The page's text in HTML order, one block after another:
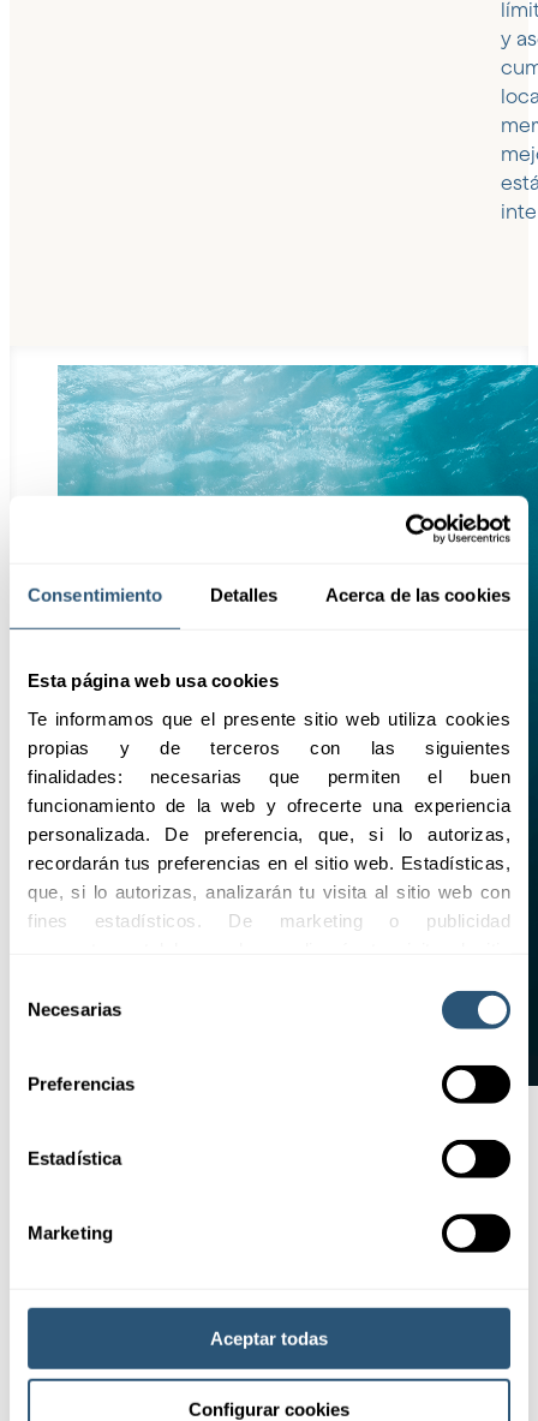
Consentimiento Detalles Acerca de las cookies
Esta página web usa cookies
Te informamos que el presente sitio web utiliza cookies
propias y de terceros con las siguientes
finalidades: necesarias que permiten el buen
funcionamiento de la web y ofrecerte una experiencia
personalizada. De preferencia, que, si lo autorizas,
recordarán tus preferencias en el sitio web. Estadísticas,
que, si lo autorizas, analizarán tu visita al sitio web con
fines estadísticos. De marketing o publicidad
publicidad, personalizar los anuncios y medir su
para consultar la Política de
Necesarias
Preferencias
Estadística
Marketing
Aceptar todas
Configurar cookies
y
Ventajas
información
01